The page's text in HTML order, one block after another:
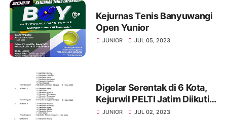
Kejurnas Tenis Banyuwangi
Open Yunior
JUNIOR JUL 05, 2023
Digelar Serentak di 6 Kota,
Kejurwil PELTI Jatim Diikuti
Ratusan Petenis Yunior
JUNIOR JUL 02, 2023